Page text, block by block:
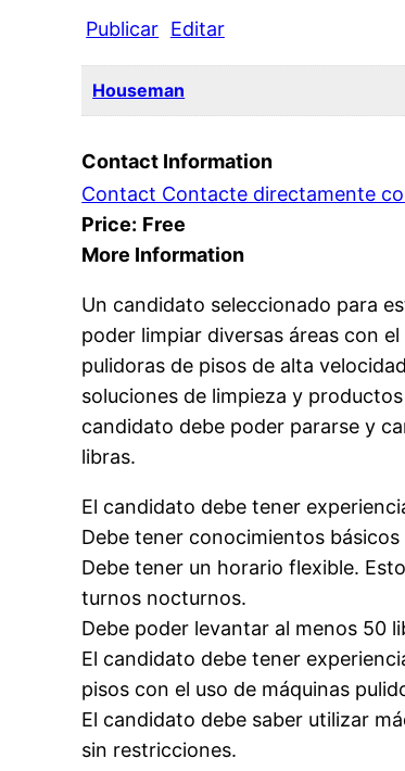
Publicar Editar
Houseman
Contact Information
Contact Contacte directamente
Price: Free
More Information
Un candidato seleccionado para
poder limpiar diversas áreas con
pulidoras de pisos de alta
soluciones de limpieza y
candidato debe poder pararse y
libras.
El candidato debe tener
Debe tener conocimientos
Debe tener un horario flexible.
turnos nocturnos.
Debe poder levantar al menos 50
El candidato debe tener
pisos con el uso de máquinas
El candidato debe saber utilizar
sin restricciones.